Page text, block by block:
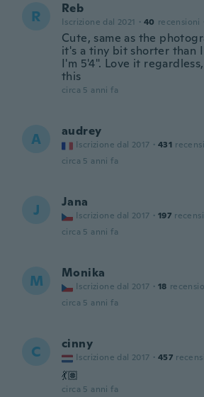
R Reb
Iscrizione dal 2021 · 40 recensioni
Cute, same as the
it's a tiny bit shorter than
I'm 5'4". Love it
this
circa 5 anni fa
A audrey
Iscrizione dal 2017 · 431
circa 5 anni fa
J Jana
Iscrizione dal 2017 · 197
circa 5 anni fa
M Monika
Iscrizione dal 2017 · 18
circa 5 anni fa
C cinny
Iscrizione dal 2017 · 457
💃🏽
circa 5 anni fa